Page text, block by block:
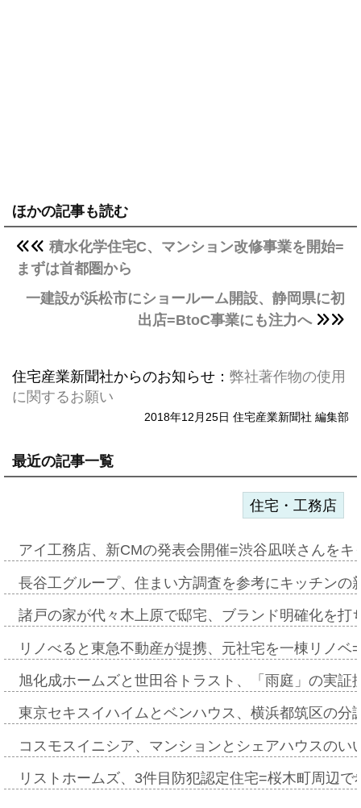
ほかの記事も読む
積水化学住宅C、マンション改修事業を開始=
まずは首都圏から
一建設が浜松市にショールーム開設、静岡県に初
出店=BtoC事業にも注力へ
住宅産業新聞社からのお知らせ： 弊社著作物の使用
に関するお願い
2018年12月25日 住宅産業新聞社 編集部
最近の記事一覧
住宅・工務店
アイ工務店、新CMの発表会開催=渋谷凪咲さんを
長谷工グループ、住まい方調査を参考にキッチン
諸戸の家が代々木上原で邸宅、ブランド明確化を
リノべると東急不動産が提携、元社宅を一棟リノ
旭化成ホームズと世田谷トラスト、「雨庭」の実
東京セキスイハイムとベンハウス、横浜都筑区の
コスモスイニシア、マンションとシェアハウスの
リストホームズ、3件目防犯認定住宅=桜木町周辺